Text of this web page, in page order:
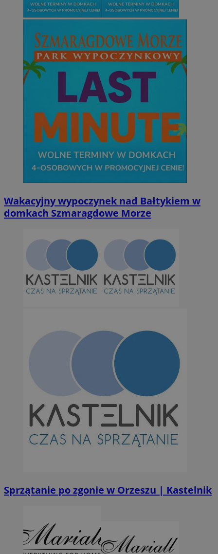
Wakacyjny wypoczynek nad Bałtykiem w
domkach Szmaragdowe Morze
Sprzątanie po zgonie w Orzeszu | Kastelnik